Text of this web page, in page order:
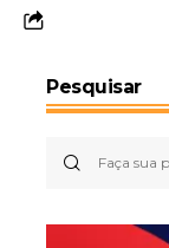
Pesquisar